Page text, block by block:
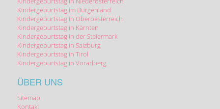
Kindergeburtstag im Burgenland
Kindergeburtstag in Oberoesterreich
Kindergeburtstag in Kärnten
Kindergeburtstag in der Steiermark
Kindergeburtstag in Salzburg
Kindergeburtstag in Tirol
Kindergeburtstag in Vorarlberg
ÜBER UNS
Sitemap
Kontakt